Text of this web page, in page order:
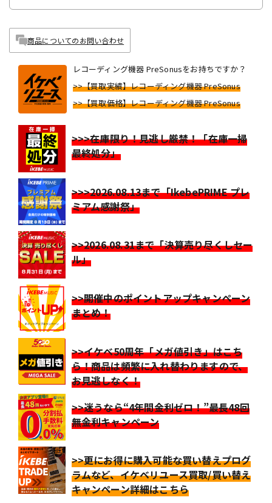
商品についてのお問い合わせ
レコーディング機器 PreSonusをお持ちですか？
>>【買取実績】レコーディング機器 PreSonus
>>【買取価格】レコーディング機器 PreSonus
>>>在庫限り！見逃し厳禁！「在庫一掃
最終処分」
>>>2026.08.13まで「IkebePRIME プレ
ミアム感謝祭」
>>2026.08.31まで「決算売り尽くしセー
ル」
>>開催中のポイントアップキャンペーン
まとめ！
>>イケベ50周年「メガ値引き」はこち
ら！商品は頻繁に入れ替わりますので、
お見逃しなく！
>>迷うなら“4年間金利ゼロ！”最長48回
無金利キャンペーン
>>更にお得に購入可能な買い替えプログ
ラムなど、イケベリユース買取/買い替え
キャンペーン詳細はこちら